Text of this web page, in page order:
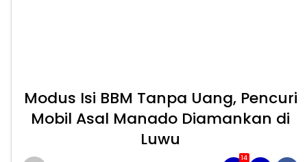
Modus Isi BBM Tanpa Uang, Pencuri
Mobil Asal Manado Diamankan di
Luwu
14